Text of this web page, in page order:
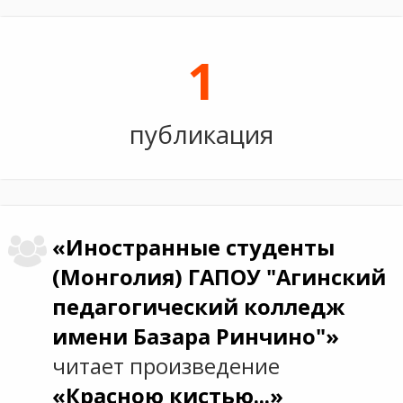
1
публикация
«Иностранные студенты
(Монголия) ГАПОУ "Агинский
педагогический колледж
имени Базара Ринчино"»
читает произведение
«Красною кистью...»